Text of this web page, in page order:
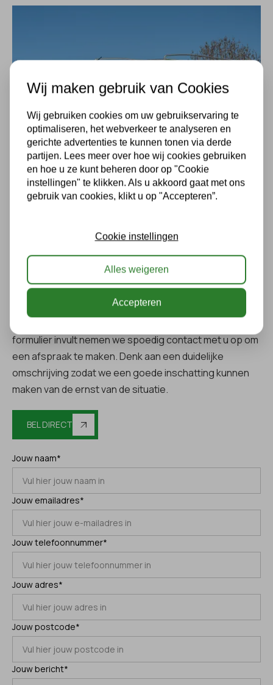
Met spoed dakdekker nodig?
Geen spoed maar wel een dakreparatie, nieuw dak of
formulier invult nemen we spoedig contact met u op om
een afspraak te maken. Denk aan een duidelijke
omschrijving zodat we een goede inschatting kunnen
maken van de ernst van de situatie.
BEL DIRECT
Jouw naam*
Jouw emailadres*
Jouw telefoonnummer*
Jouw adres*
Jouw postcode*
Jouw bericht*
Wij maken gebruik van Cookies
Wij gebruiken cookies om uw gebruikservaring te
optimaliseren, het webverkeer te analyseren en
gerichte advertenties te kunnen tonen via derde
partijen. Lees meer over hoe wij cookies gebruiken
en hoe u ze kunt beheren door op "Cookie
instellingen" te klikken. Als u akkoord gaat met ons
gebruik van cookies, klikt u op "Accepteren”.
Cookie instellingen
Alles weigeren
Accepteren